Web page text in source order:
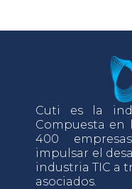
Cuti es la
Compuesta en
400
impulsar el
industria TIC a
asociados.